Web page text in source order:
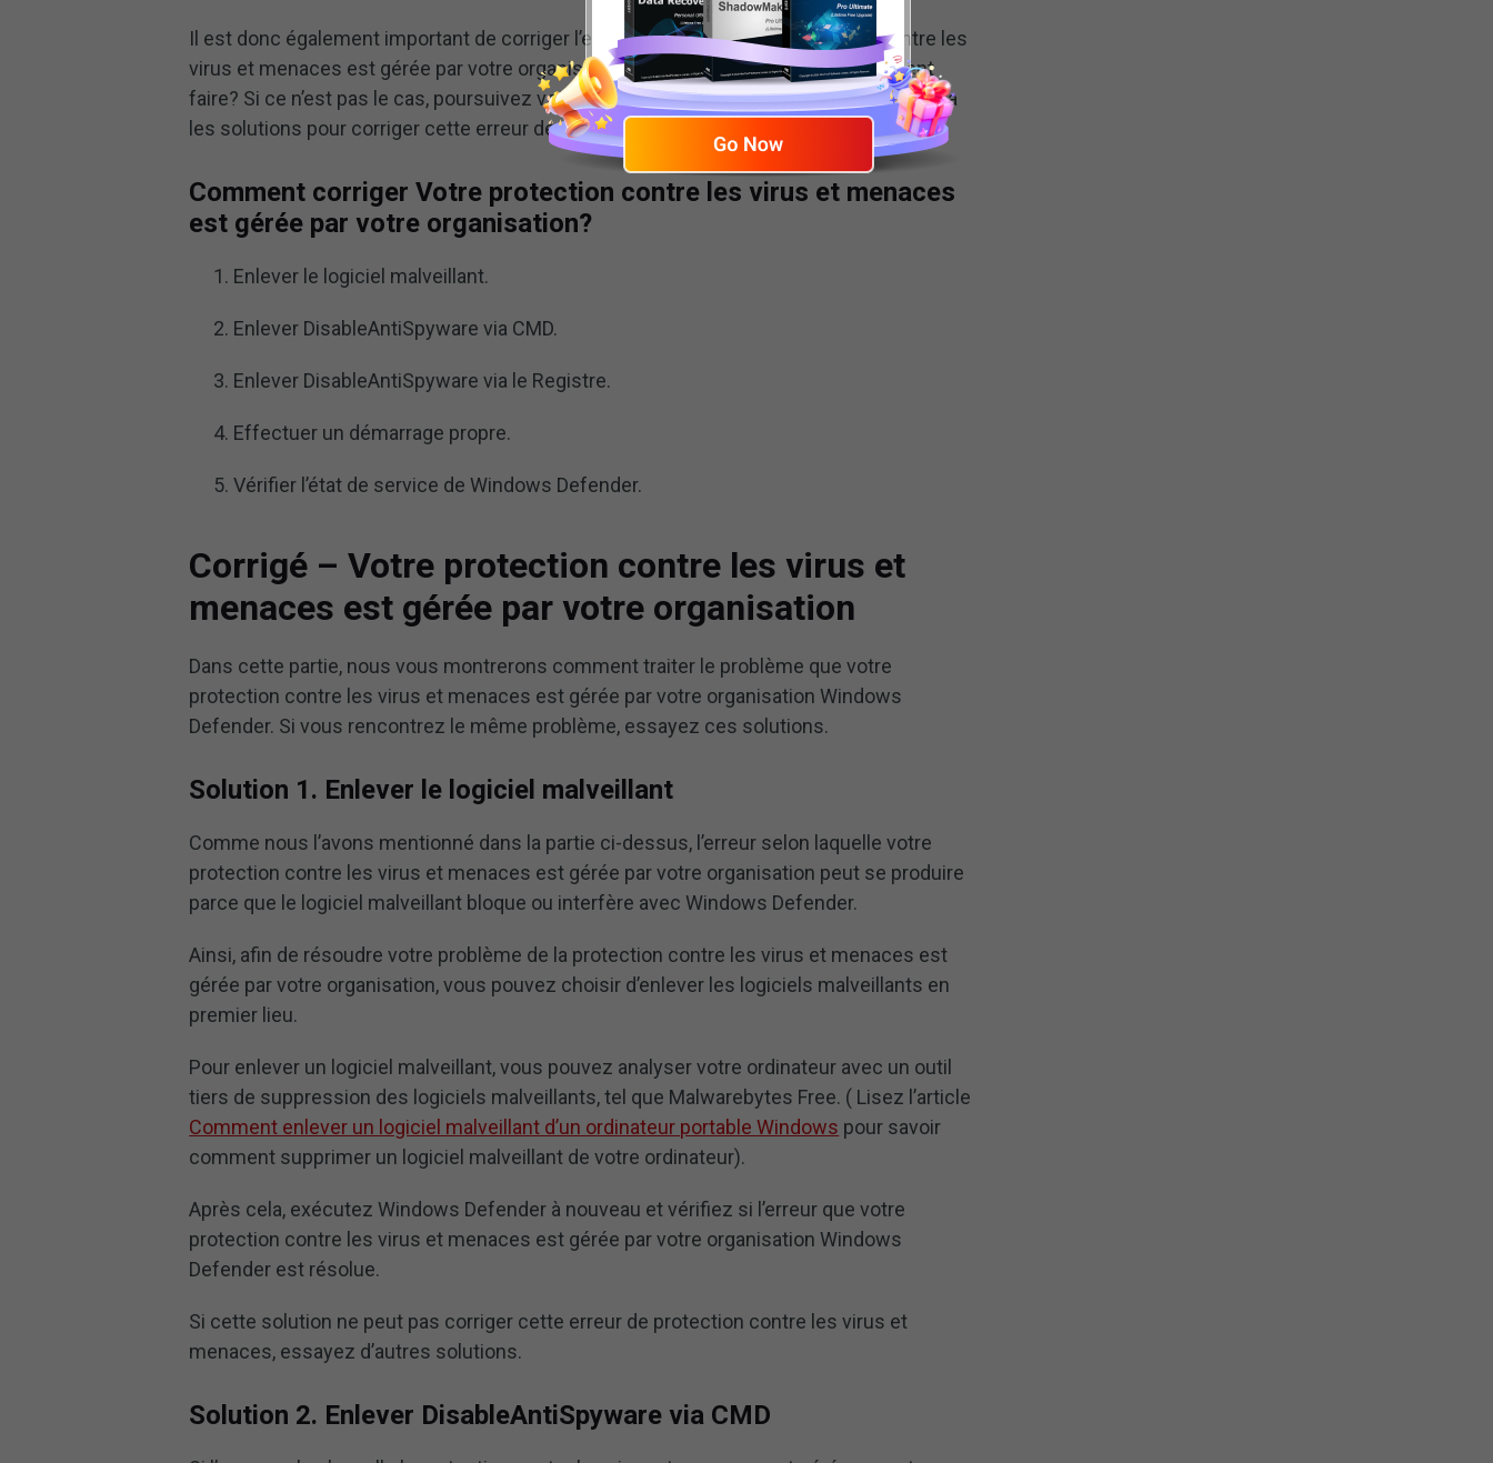
Il est donc également important de corriger l’erreur selon laquelle la protection contre les
virus et menaces est gérée par votre organisation. Cependant, savez-vous comment
faire? Si ce n’est pas le cas, poursuivez votre lecture et la partie suivante vous montrera
les solutions pour corriger cette erreur de Windows Defender.
Comment corriger Votre protection contre les virus et menaces
est gérée par votre organisation?
Enlever le logiciel malveillant.
Enlever DisableAntiSpyware via CMD.
Enlever DisableAntiSpyware via le Registre.
Effectuer un démarrage propre.
Vérifier l’état de service de Windows Defender.
Corrigé – Votre protection contre les virus et
menaces est gérée par votre organisation
Dans cette partie, nous vous montrerons comment traiter le problème que votre
protection contre les virus et menaces est gérée par votre organisation Windows
Defender. Si vous rencontrez le même problème, essayez ces solutions.
Solution 1. Enlever le logiciel malveillant
Comme nous l’avons mentionné dans la partie ci-dessus, l’erreur selon laquelle votre
protection contre les virus et menaces est gérée par votre organisation peut se produire
parce que le logiciel malveillant bloque ou interfère avec Windows Defender.
Ainsi, afin de résoudre votre problème de la protection contre les virus et menaces est
gérée par votre organisation, vous pouvez choisir d’enlever les logiciels malveillants en
premier lieu.
Pour enlever un logiciel malveillant, vous pouvez analyser votre ordinateur avec un outil
tiers de suppression des logiciels malveillants, tel que Malwarebytes Free. ( Lisez l’article
Comment enlever un logiciel malveillant d’un ordinateur portable Windows pour savoir
comment supprimer un logiciel malveillant de votre ordinateur).
Après cela, exécutez Windows Defender à nouveau et vérifiez si l’erreur que votre
protection contre les virus et menaces est gérée par votre organisation Windows
Defender est résolue.
Si cette solution ne peut pas corriger cette erreur de protection contre les virus et
menaces, essayez d’autres solutions.
Solution 2. Enlever DisableAntiSpyware via CMD